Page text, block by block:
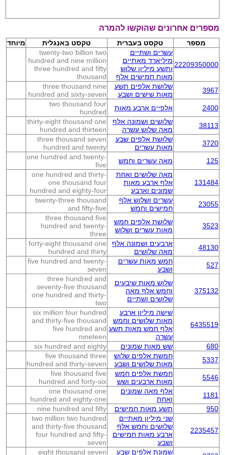
מספרים אחרונים שהוקשו להמרה
מספר טקסט בעברית טקסט באנגלית מיוחד
22209350000
עשרים ושתיים
מיליארד מאתיים
ותשע מיליון שלוש
מאות חמישים אלף
twenty-two billion two
hundred and nine million
three hundred and fifty
thousand
3967
שלושת אלפים תשע
מאות שישים ושבע
three thousand nine
hundred and sixty-seven
2400
אלפיים ארבע מאות
two thousand four
hundred
38113
שלושים ושמונה אלף
מאה שלוש עשרה
thirty-eight thousand one
hundred and thirteen
3720
שלושת אלפים שבע
מאות עשרים
three thousand seven
hundred and twenty
125
מאה עשרים וחמש
one hundred and twenty-
five
131484
מאה שלושים ואחת
אלף ארבע מאות
שמונים וארבע
one hundred and thirty-
one thousand four
hundred and eighty-four
23055
עשרים ושלוש אלף
חמישים וחמש
twenty-three thousand
and fifty-five
3523
שלושת אלפים חמש
מאות עשרים ושלוש
three thousand five
hundred and twenty-
three
48130
ארבעים ושמונה אלף
מאה שלושים
forty-eight thousand one
hundred and thirty
527
חמש מאות עשרים
ושבע
five hundred and twenty-
seven
375132
שלוש מאות שיבעים
וחמש אלף מאה
שלושים ושתיים
three hundred and
seventy-five thousand
one hundred and thirty-
two
6435519
שישה מיליון ארבע
מאות שלושים וחמש
אלף חמש מאות תשע
עשרה
six million four hundred
and thirty-five thousand
five hundred and
nineteen
680
שש מאות שמונים
six hundred and eighty
5337
חמשת אלפים שלוש
מאות שלושים ושבע
five thousand three
hundred and thirty-seven
5546
חמשת אלפים חמש
מאות ארבעים ושש
five thousand five
hundred and forty-six
1181
אלף מאה שמונים
ואחת
one thousand one
hundred and eighty-one
950
תשע מאות חמישים nine hundred and fifty
2235457
שני מיליון מאתיים
שלושים וחמש אלף
ארבע מאות חמישים
ושבע
two million two hundred
and thirty-five thousand
four hundred and fifty-
seven
שמונת אלפים שבע eight thousand seven